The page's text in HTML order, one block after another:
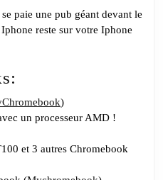
paie une pub géant devant le
reste sur votre Iphone
)
un processeur AMD !
et 3 autres Chromebook